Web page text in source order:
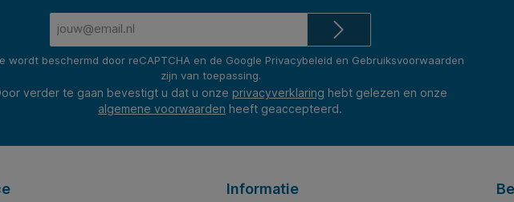
wordt beschermd door reCAPTCHA en de Google Privacybeleid en Gebruiksvoorwaarden
zijn van toepassing.
verder te gaan bevestigt u dat u onze privacyverklaring hebt gelezen en onze
algemene voorwaarden heeft geaccepteerd.
Informatie